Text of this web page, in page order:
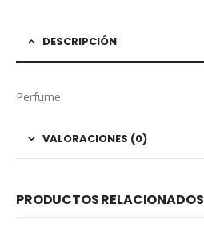
DESCRIPCIÓN
Perfume
VALORACIONES (0)
PRODUCTOS RELACIONADOS